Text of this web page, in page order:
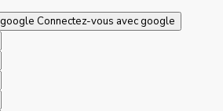
Connectez-vous avec google